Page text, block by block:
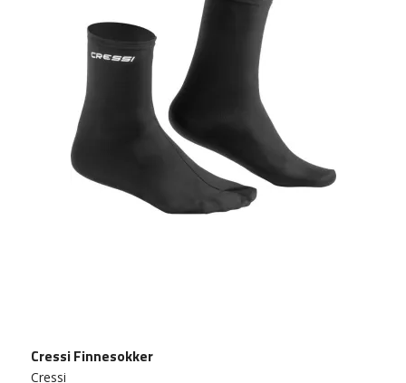
Cressi Finnesokker
Cressi